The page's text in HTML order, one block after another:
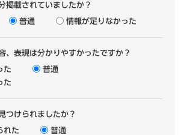
掲載されていましたか？
普通 情報が足りなかった
、表現は分かりやすかったですか？
た
普通
た
つけられましたか？
れた
普通